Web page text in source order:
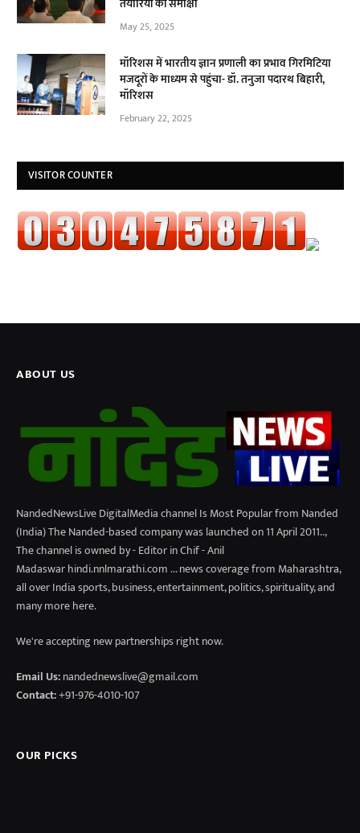
May 25, 2025
मॉरिशस में भारतीय ज्ञान प्रणाली का प्रभाव गिरमिटिया
मजदूरों के माध्यम से पहुंचा- डॉ. तनुजा पदारथ बिहारी,
मॉरिशस
February 22, 2025
VISITOR COUNTER
ABOUT US
NandedNewsLive DigitalMedia channel Is Most Popular from Nanded
(India) The Nanded-based company was launched on 11 April 2011..,
The channel is owned by - Editor in Chif - Anil
Madaswar hindi.nnlmarathi.com ... news coverage from Maharashtra,
all over India sports, business, entertainment, politics, spirituality, and
many more here.
We're accepting new partnerships right now.
Email Us:nandednewslive@gmail.com
Contact:+91-976-4010-107
OUR PICKS